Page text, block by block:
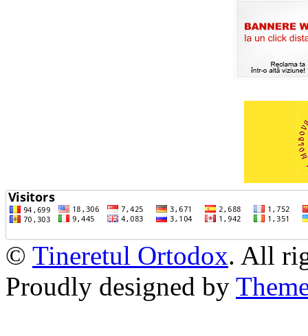
© Tineretul Ortodox. All
Proudly designed by